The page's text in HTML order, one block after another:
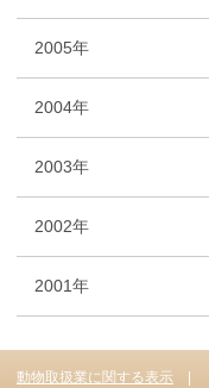
2005年
2004年
2003年
2002年
2001年
動物取扱業に関する表示